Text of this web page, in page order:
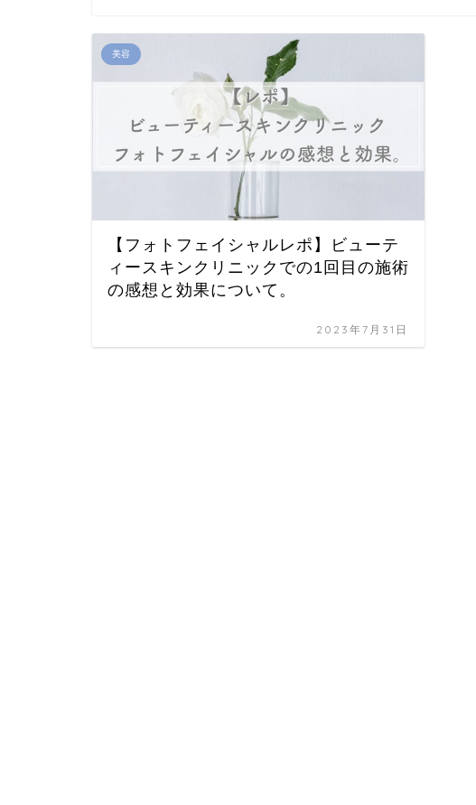
美容
【フォトフェイシャルレポ】ビューテ
ィースキンクリニックでの1回目の施術
の感想と効果について。
2023年7月31日